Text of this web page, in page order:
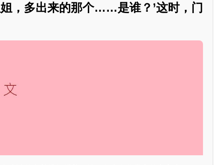
姐，多出来的那个……是谁？’这时，门